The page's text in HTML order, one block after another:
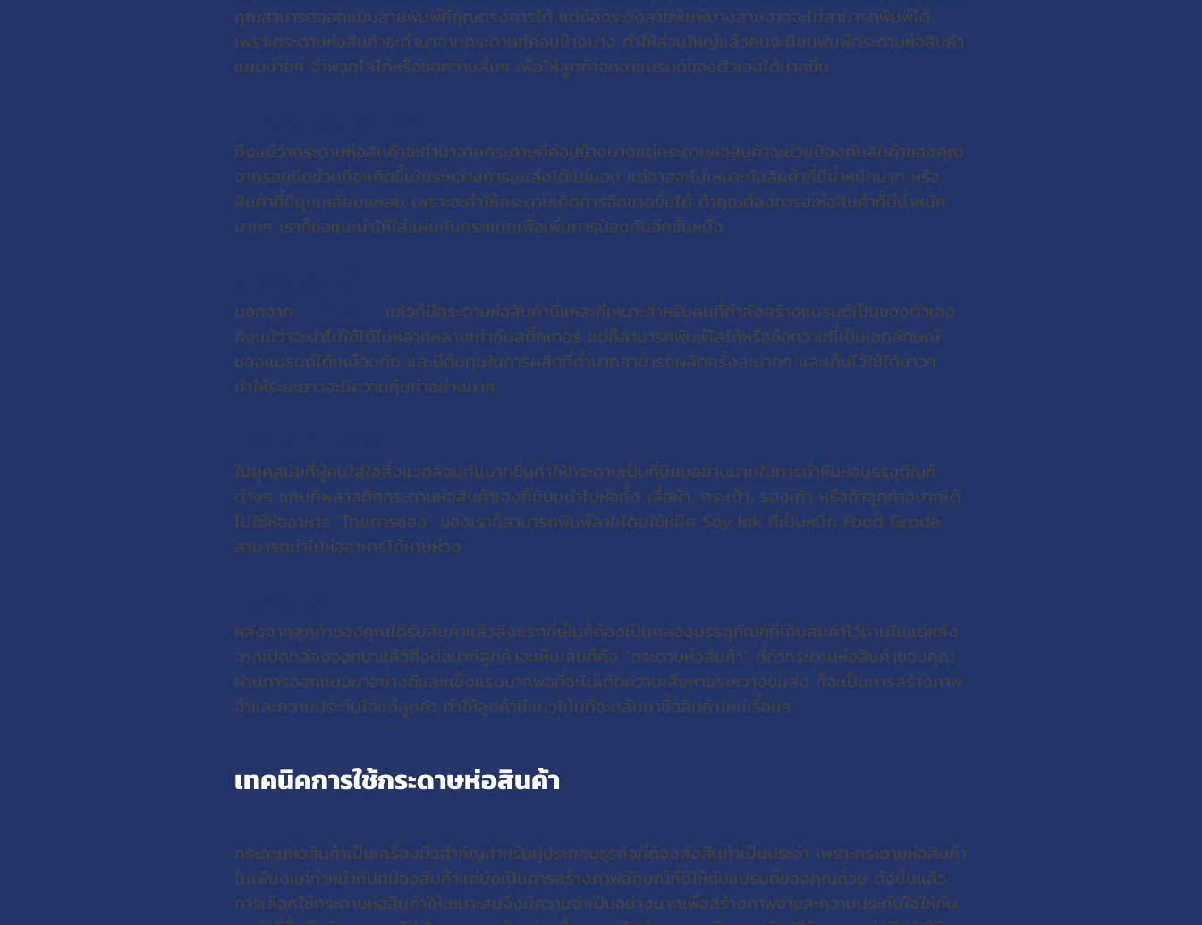
คุณสามารถออกแบบลายพิมพ์ที่คุณตรงการได้ แต่ต้องระวังลายพิมพ์บางลายอาจจะไม่สามารถพิมพ์ได้
เพราะกระดาษห่อสินค้าจะทำมาจากกระดาษที่ค่อนข้างบาง ทำให้ส่วนใหญ่แล้วคนจะนิยมพิมพ์กระดาษห่อสินค้า
แบบง่ายๆ จำพวกโลโก้หรือข้อความสั้นๆ เพื่อให้ลูกค้าจดจำแบรนด์ของตัวเองได้มากขึ้น
ถึงแม้ว่ากระดาษห่อสินค้าจะทำมาจากกระดาษที่ค่อนข้างบางแต่กระดาษห่อสินค้าจะช่วยป้องกันสินค้าของคุณ
จากรอยขีดข่วนที่จะเกิดขึ้นในระหว่างการขนส่งได้แน่นอน แต่อาจจะไม่เหมาะกับสินค้าที่มีน้ำหนักมาก หรือ
สินค้าที่มีมุมเหลี่ยมแหลม เพราะจะทำให้กระดาษเกิดการฉีดขาดขึ้นได้ ถ้าคุณต้องการจะห่อสินค้าที่มีน้ำหนัก
มากๆ เราก็ขอแนะนำให้ใส่แผ่นกันกระแทกเพื่อเพิ่มการป้องกันอีกชั้นหนึ่ง
นอกจาก
แล้วก็มีกระดาษห่อสินค้านี่แหละที่เหมาะสำหรับคนที่กำลังสร้างแบรนด์เป็นของตัวเอง
ถึงแม้ว่าจะนำไปใช้ได้ไม่หลากหลายเท่ากับสติ๊กเกอร์ แต่ก็สามารถพิมพ์โลโก้หรือข้อความที่เป็นเอกลักษณ์
ของแบรนด์ได้เหมือนกัน และมีต้นทุนในการผลิตที่ต่ำมากสามารถผลิตครั้งละมากๆ และเก็บไว้ใช้ได้ยาวๆ
ทำให้ระยะยาวจะมีความคุ้มค่าอย่างมาก
ในยุคสมัยที่ผู้คนใส่ใจสิ่งแวดล้อมกันมากขึ้นทำให้กระดาษเป็นที่นิยมอย่างมากในการทำหีบห่อบรรจุภัณฑ์
ต่างๆ แทนที่พลาสติกกระดาษห่อสินค้าเองก็นิยมนำไปห่อทั้ง เสื้อผ้า, กระเป๋า, รองเท้า หรือถ้าลูกค้าอยากได้
ไปใช้ห่ออาหาร "ไทยการซอง" ของเราก็สามารถพิมพ์ลายโดยใช้หมึก Soy Ink ที่เป็นหมึก Food Grade
สามารถนำไปห่ออาหารได้หายห่วง
หลังจากลูกค้าของคุณได้รับสินค้าแล้วสิ่งแรกที่เห็นก็ต้องเป็นกล่องบรรจุภัณฑ์ที่เก็บสินค้าไว้ด้านในแต่หลัง
จากเปิดกล่องออกมาแล้วสิ่งต่อมาที่ลูกค้าจะเห็นเลยก็คือ "กระดาษห่อสินค้า" ที่ถ้ากระดาษห่อสินค้าของคุณ
ผ่านการออกแบบมาอย่างดีและแข็งแรงมากพอที่จะไม่เกิดความเสียหายระหว่างขนส่ง ก็จะเป็นการสร้างภาพ
จำและความประทับใจแก่ลูกค้า ทำให้ลูกค้ามีแนวโน้มที่จะกลับมาซื้อสินค้าใหม่เรื่อยๆ
เทคนิคการใช้กระดาษห่อสินค้า
กระดาษห่อสินค้าเป็นเครื่องมือสำคัญสำหรับผู้ประกอบธุรกิจที่ต้องส่งสินค้าเป็นประจำ เพราะกระดาษห่อสินค้า
ไม่เพียงแค่ทำหน้าที่ปกป้องสินค้าแต่ยังเป็นการสร้างภาพลักษณ์ที่ดีให้กับแบรนด์ของคุณด้วย ดังนั้นแล้ว
การเลือกใช้กระดาษห่อสินค้าให้เหมาะสมจึงมีความจำเป็นอย่างมากเพื่อสร้างภาพจำและความประทับใจให้กับ